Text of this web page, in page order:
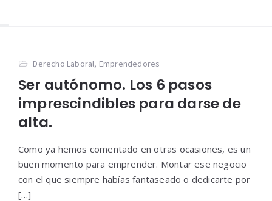
Derecho Laboral, Emprendedores
Ser autónomo. Los 6 pasos
imprescindibles para darse de
alta.
Como ya hemos comentado en otras ocasiones, es un
buen momento para emprender. Montar ese negocio
con el que siempre habías fantaseado o dedicarte por
[…]